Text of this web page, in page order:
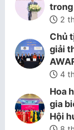
trong
2
Chủ
giải
4
Hoa
gia
Hội